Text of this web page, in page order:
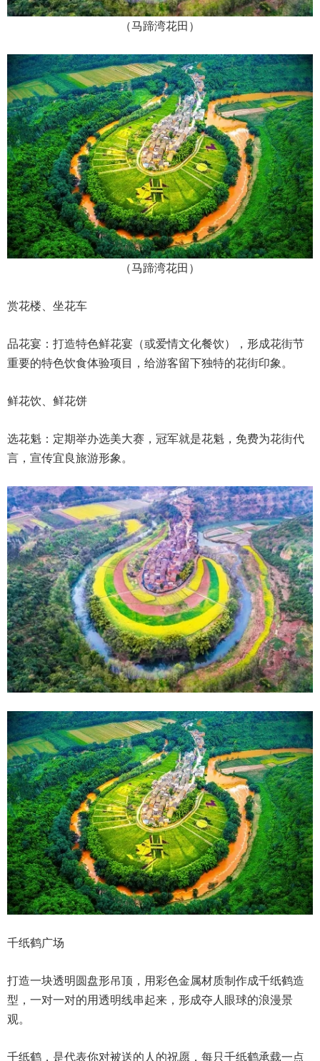
（马蹄湾花田）
（马蹄湾花田）
赏花楼、坐花车
品花宴：打造特色鲜花宴（或爱情文化餐饮），形成花街节
重要的特色饮食体验项目，给游客留下独特的花街印象。
鲜花饮、鲜花饼
选花魁：定期举办选美大赛，冠军就是花魁，免费为花街代
言，宣传宜良旅游形象。
千纸鹤广场
打造一块透明圆盘形吊顶，用彩色金属材质制作成千纸鹤造
型，一对一对的用透明线串起来，形成夺人眼球的浪漫景
观。
千纸鹤，是代表你对被送的人的祝愿，每只千纸鹤承载一点